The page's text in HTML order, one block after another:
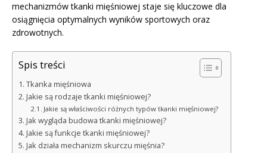
mechanizmów tkanki mięśniowej staje się kluczowe dla
osiągnięcia optymalnych wyników sportowych oraz
zdrowotnych.
Spis treści
Tkanka mięśniowa
Jakie są rodzaje tkanki mięśniowej?
Jakie są właściwości różnych typów tkanki mięśniowej?
Jak wygląda budowa tkanki mięśniowej?
Jakie są funkcje tkanki mięśniowej?
Jak działa mechanizm skurczu mięśnia?